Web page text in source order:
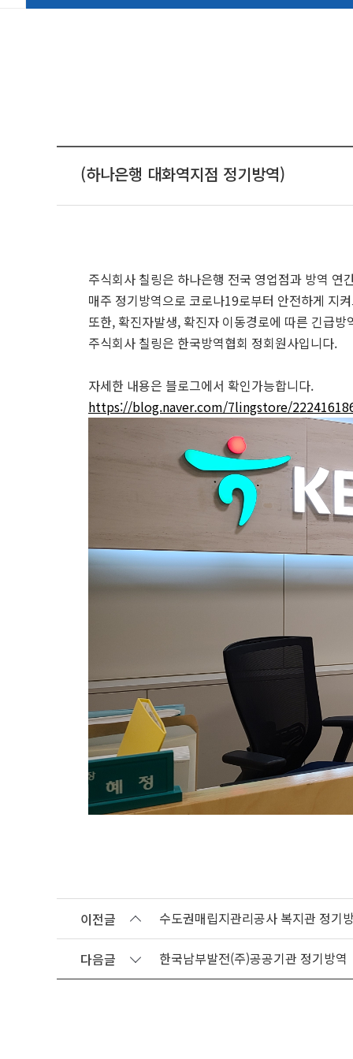
(하나은행 대화역지점 정기방역)
주식회사 칠링은 하나은행 전국 영업점과 방역 연
매주 정기방역으로 코로나19로부터 안전하게 지
또한, 확진자발생, 확진자 이동경로에 따른 긴급
주식회사 칠링은 한국방역협회 정회원사입니다.
자세한 내용은 블로그에서 확인가능합니다.
https://blog.naver.com/7lingstore/
이전글 수도권매립지관리공사 복지관 정기
다음글 한국남부발전(주)공공기관 정기방역